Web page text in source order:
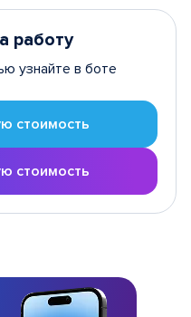
работу
узнайте в боте
стоимость
стоимость